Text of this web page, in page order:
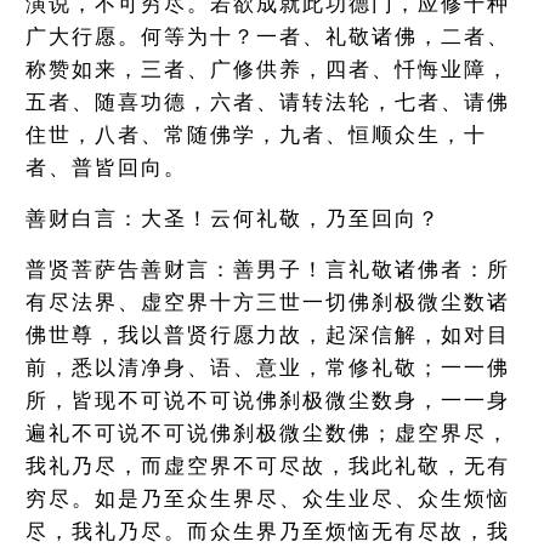
广大行愿。何等为十？一者、礼敬诸佛，二者、
称赞如来，三者、广修供养，四者、忏悔业障，
五者、随喜功德，六者、请转法轮，七者、请佛
住世，八者、常随佛学，九者、恒顺众生，十
者、普皆回向。
善财白言：大圣！云何礼敬，乃至回向？
普贤菩萨告善财言：善男子！言礼敬诸佛者：所
有尽法界、虚空界十方三世一切佛刹极微尘数诸
佛世尊，我以普贤行愿力故，起深信解，如对目
前，悉以清净身、语、意业，常修礼敬；一一佛
所，皆现不可说不可说佛刹极微尘数身，一一身
遍礼不可说不可说佛刹极微尘数佛；虚空界尽，
我礼乃尽，而虚空界不可尽故，我此礼敬，无有
穷尽。如是乃至众生界尽、众生业尽、众生烦恼
尽，我礼乃尽。而众生界乃至烦恼无有尽故，我